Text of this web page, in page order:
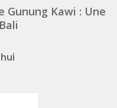
Gunung Kawi : Une